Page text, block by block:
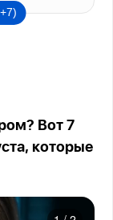
Вот 7
которые